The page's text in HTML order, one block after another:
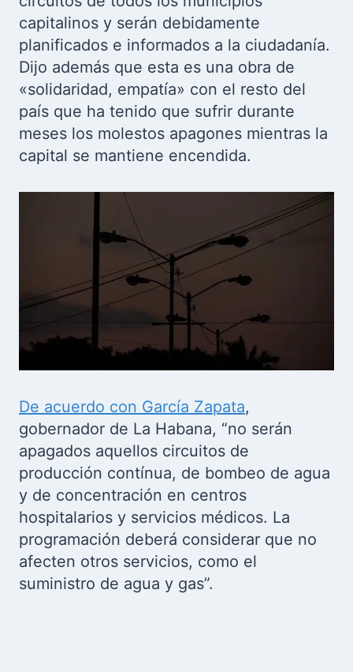
capitalinos y serán debidamente
planificados e informados a la ciudadanía.
Dijo además que esta es una obra de
«solidaridad, empatía» con el resto del
país que ha tenido que sufrir durante
meses los molestos apagones mientras la
capital se mantiene encendida.
De acuerdo con García Zapata,
gobernador de La Habana, “no serán
apagados aquellos circuitos de
producción contínua, de bombeo de agua
y de concentración en centros
hospitalarios y servicios médicos. La
programación deberá considerar que no
afecten otros servicios, como el
suministro de agua y gas”.